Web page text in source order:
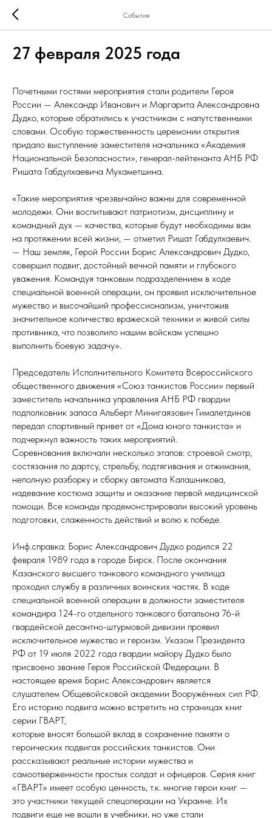
События
27 февраля 2025 года
Почетными гостями мероприятия стали родители Героя
России — Александр Иванович и Маргарита Александровна
Дудко, которые обратились к участникам с напутственными
словами. Особую торжественность церемонии открытия
придало выступление заместителя начальника «Академия
Национальной Безопасности», генерал-лейтенанта АНБ РФ
Ришата Габдулхаевича Мухаметшина.
«Такие мероприятия чрезвычайно важны для современной
молодежи. Они воспитывают патриотизм, дисциплину и
командный дух — качества, которые будут необходимы вам
на протяжении всей жизни, — отметил Ришат Габдулхаевич.
— Наш земляк, Герой России Борис Александрович Дудко,
совершил подвиг, достойный вечной памяти и глубокого
уважения. Командуя танковым подразделением в ходе
специальной военной операции, он проявил исключительное
мужество и высочайший профессионализм, уничтожив
значительное количество вражеской техники и живой силы
противника, что позволило нашим войскам успешно
выполнить боевую задачу».
Председатель Исполнительного Комитета Всероссийского
общественного движения «Союз танкистов России» первый
заместитель начальника управления АНБ РФ гвардии
подполковник запаса Альберт Минигаязович Гималетдинов
передал спортивный привет от «Дома юного танкиста» и
подчеркнул важность таких мероприятий.
Соревнования включали несколько этапов: строевой смотр,
состязания по дартсу, стрельбу, подтягивания и отжимания,
неполную разборку и сборку автомата Калашникова,
надевание костюма защиты и оказание первой медицинской
помощи. Все команды продемонстрировали высокий уровень
подготовки, слаженность действий и волю к победе.
Инф.справка: Борис Александрович Дудко родился 22
февраля 1989 года в городе Бирск. После окончания
Казанского высшего танкового командного училища
проходил службу в различных воинских частях. В ходе
специальной военной операции в должности заместителя
командира 124-го отдельного танкового батальона 76-й
гвардейской десантно-штурмовой дивизии проявил
исключительное мужество и героизм. Указом Президента
РФ от 19 июля 2022 года гвардии майору Дудко было
присвоено звание Героя Российской Федерации. В
настоящее время Борис Александрович является
слушателем Общевойсковой академии Вооружённых сил РФ.
Его историю подвига можно встретить на страницах книг
серии ГВАРТ,
которые вносят большой вклад в сохранение памяти о
героических подвигах российских танкистов. Они
рассказывают реальные истории мужества и
самоотверженности простых солдат и офицеров. Серия книг
«ГВАРТ» имеет особую ценность, т.к. многие герои книг —
это участники текущей спецоперации на Украине. Их
подвиги еще не вошли в учебники, но уже стали